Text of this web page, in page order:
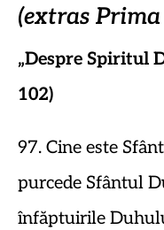
(extras
„Despre Spiritul
102)
97. Cine este
purcede Sfântul
înfăptuirile